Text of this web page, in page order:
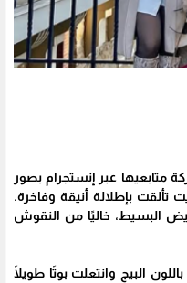
متابعيها عبر إنستجرام بصور
تألقت بإطلالة أنيقة وفاخرة.
البسيط، خاليًا من النقوش
البيج وانتعلت بوتًا طويلًا